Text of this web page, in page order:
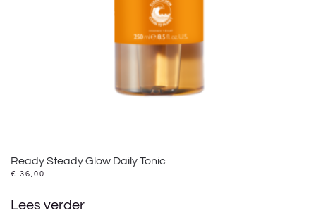
Ready Steady Glow Daily Tonic
€ 36,00
Lees verder